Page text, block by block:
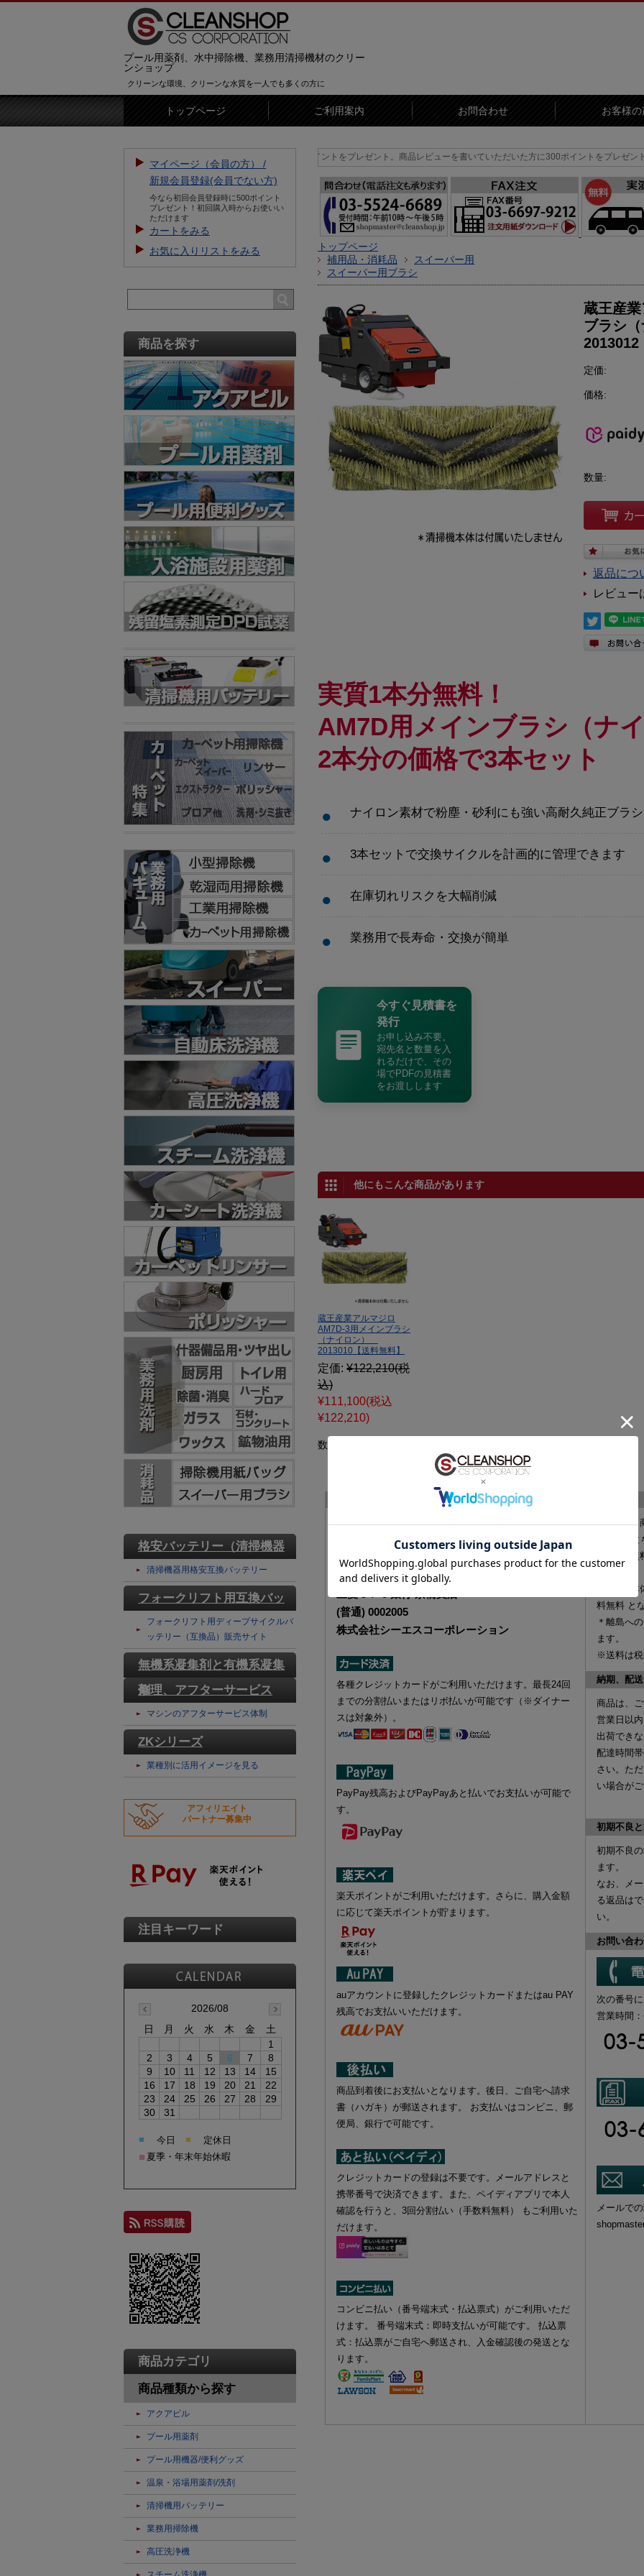
プール用薬剤、水中掃除機、業務用清掃機材のクリー
ンショップ
クリーンな環境、クリーンな水質を一人でも多くの方に
トップページ ご利用案内 お問合わせ お客様の
【お知らせ】新規会員登録をすると500ポイントをプレゼント。商品レビューを書いていただいた方に300ポイントをプレゼントいたします
トップページ
補用品・消耗品
スイーパー用
スイーパー用ブラシ
蔵王産
ブラシ
2013012
定価:
価格:
数量:
返品につ
レビュー
実質1本分無料！
AM7D用メインブラシ（ナ
2本分の価格で3本セット
ナイロン素材で粉塵・砂利にも強い高耐久純正ブラシ
3本セットで交換サイクルを計画的に管理できます
在庫切れリスクを大幅削減
業務用で長寿命・交換が簡単
今すぐ見積書を
発行
お申し込み不要。
宛先名と数量を入
れるだけで、その
場でPDFの見積書
をお渡しします
他にもこんな商品があります
蔵王産業アルマジロ
AM7D-3用メインブラシ
（ナイロン）
2013010【送料無料】
定価: ¥122,210(税
込)
¥111,100(税込
¥122,210)
数量：
代金は下記の口座へお振り込みください。ご入金を確認
次第、商品を発送いたします。なお、振込手数料はお客
様のご負担となります。
(普通) 0002005
株式会社シーエスコーポレーション
各種クレジットカードがご利用いただけます。最長24回
までの分割払いまたはリボ払いが可能です（※ダイナー
スは対象外）。
PayPay残高およびPayPayあと払いでお支払いが可能で
す。
楽天ポイントがご利用いただけます。さらに、購入金額
に応じて楽天ポイントが貯まります。
auアカウントに登録したクレジットカードまたはau PAY
残高でお支払いいただけます。
商品到着後にお支払いとなります。後日、ご自宅へ請求
書（ハガキ）が郵送されます。 お支払いはコンビニ、郵
便局、銀行で可能です。
クレジットカードの登録は不要です。メールアドレスと
携帯番号で決済できます。また、ペイディアプリで本人
確認を行うと、3回分割払い（手数料無料） もご利用いた
だけます。
コンビニ払い（番号端末式・払込票式）がご利用いただ
けます。 番号端末式：即時支払いが可能です。 払込票
式：払込票がご自宅へ郵送され、入金確認後の発送とな
ります。
●送料は、
●「送料
●清掃器
料無料 と
＊離島へ
ます。
※送料は
納期、配
商品は、
営業日以内
出荷でき
配達時間
さい。た
い場合が
初期不良
初期不良
ます。
なお、
メ
る返品は
い。
お問い合
次の番号
営業時間
メールで
マイページ（会員の方） /
新規会員登録(会員でない方)
今なら初回会員登録時に500ポイント
プレゼント！初回購入時からお使いい
ただけます
カートをみる
お気に入りリストをみる
商品を探す
格安バッテリー（清掃機器
用）
清掃機器用格安互換バッテリー
フォークリフト用互換バッ
テリー
フォークリフト用ディープサイクルバ
ッテリー（互換品）販売サイト
無機系凝集剤と有機系凝集
剤
修理、アフターサービス
マシンのアフターサービス体制
ZKシリーズ
業種別に活用イメージを見る
アフィリエイト
パートナー募集中
注目キーワード
2026/08
日
月 火 水 木 金
土
1
2
3 4 5 6 7
8
9
10 11 12 13 14
15
16
17 18 19 20 21
22
23
24 25 26 27 28
29
30
31
■ 今日 ■ 定休日
■ 夏季・年末年始休暇
商品カテゴリ
商品種類から探す
アクアピル
プール用薬剤
プール用機器/便利グッズ
温泉・浴場用薬剤/洗剤
清掃機用バッテリー
業務用掃除機
高圧洗浄機